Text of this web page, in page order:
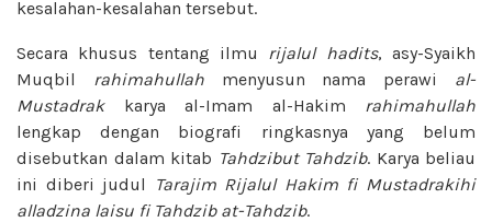
kesalahan-kesalahan tersebut.
Secara khusus tentang ilmu rijalul hadits, asy-Syaikh
Muqbil
rahimahullahmenyusun nama perawi al-
Mustadrak karya al-Imam al-Hakim
rahimahullah
lengkap dengan biografi ringkasnya yang belum
disebutkan dalam kitab Tahdzibut Tahdzib. Karya beliau
ini diberi judul
Tarajim Rijalul Hakim fi Mustadrakihi
alladzina laisu fi Tahdzib at-Tahdzib.